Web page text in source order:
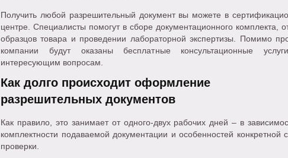
Получить любой разрешительный документ вы можете в
центре. Специалисты помогут в сборе документационного комплекта,
образцов товара и проведении лабораторной экспертизы. Помимо
компании будут оказаны бесплатные консультационные
интересующим вопросам.
Как долго происходит оформление
разрешительных документов
Как правило, это занимает от одного-двух рабочих дней – в
комплектности подаваемой документации и особенностей конкретной
проверки.